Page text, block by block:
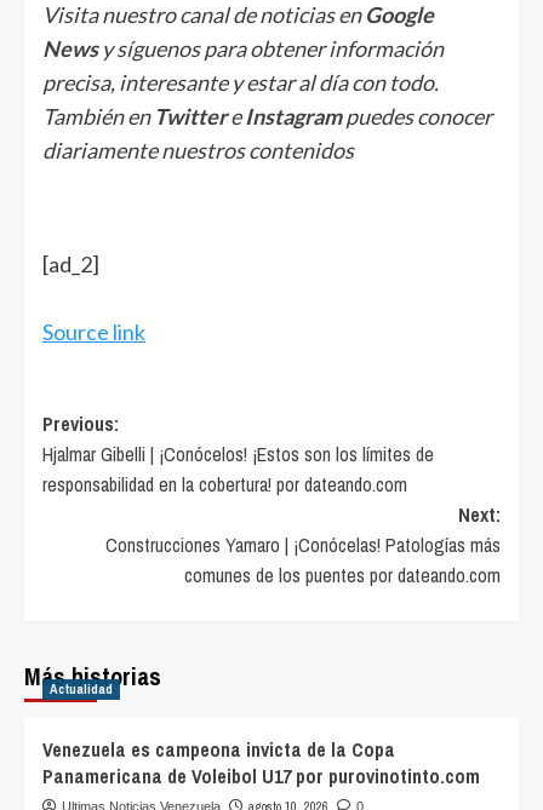
Visita nuestro canal de noticias enGoogle
Newsy síguenos para obtener información
precisa, interesante y estar al día con todo.
También en TwittereInstagrampuedes conocer
diariamente nuestros contenidos
[ad_2]
Source link
Post
navigation
Previous:
Hjalmar Gibelli | ¡Conócelos! ¡Estos son los límites de
responsabilidad en la cobertura! por dateando.com
Next:
Construcciones Yamaro | ¡Conócelas! Patologías más
comunes de los puentes por dateando.com
Más historias
Actualidad
Venezuela es campeona invicta de la Copa
Panamericana de Voleibol U17 por purovinotinto.com
Ultimas Noticias Venezuela 0